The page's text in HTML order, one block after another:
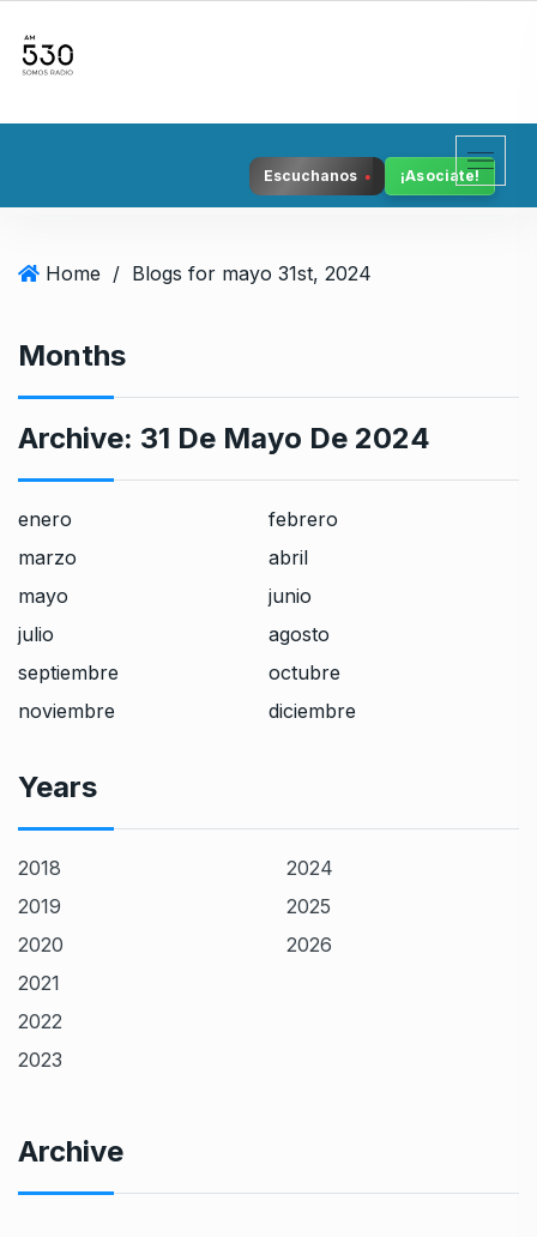
Escuchanos ¡Asociate!
Home / Blogs for mayo 31st, 2024
Months
Archive: 31 De Mayo De 2024
enero
febrero
marzo
abril
mayo
junio
julio
agosto
septiembre
octubre
noviembre
diciembre
Years
2018
2019
2020
2021
2022
2023
2024
2025
2026
Archive